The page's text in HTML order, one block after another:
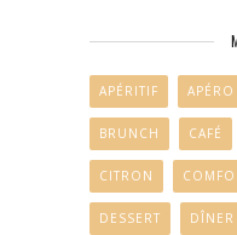
APÉRITIF APÉRO
BRUNCH CAFÉ
CITRON
DESSERT DÎNER